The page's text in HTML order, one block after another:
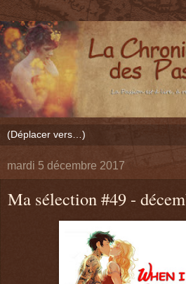
mardi 5 décembre 2017
Ma sélection #49 -